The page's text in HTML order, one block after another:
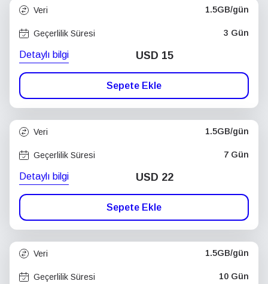
Veri 1.5GB/gün
Geçerlilik Süresi 3 Gün
Detaylı bilgi USD 15
Sepete Ekle
Veri 1.5GB/gün
Geçerlilik Süresi 7 Gün
Detaylı bilgi USD 22
Sepete Ekle
Veri 1.5GB/gün
Geçerlilik Süresi 10 Gün